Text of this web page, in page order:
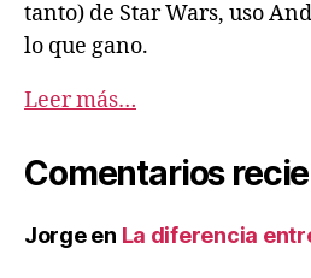
tanto) de Star Wars, uso
lo que gano.
Leer más…
Comentarios
Jorgeen La diferencia